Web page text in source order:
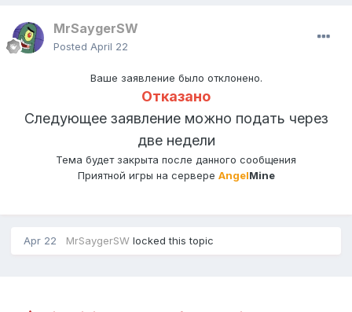
MrSaygerSW
Posted April 22
Ваше заявление было отклонено.
Отказано
Следующее заявление можно подать через
две недели
Тема будет закрыта после данного сообщения
Приятной игры на сервере AngelMine
Apr 22 MrSaygerSW locked this topic